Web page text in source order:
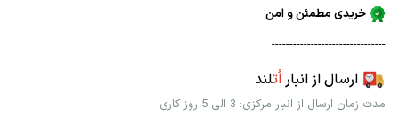
خریدی مطمئن و امن
--------------------------------
ارسال از انباراُتلند
مدت زمان ارسال از انبار مرکزی: 3 الی 5 روز کاری